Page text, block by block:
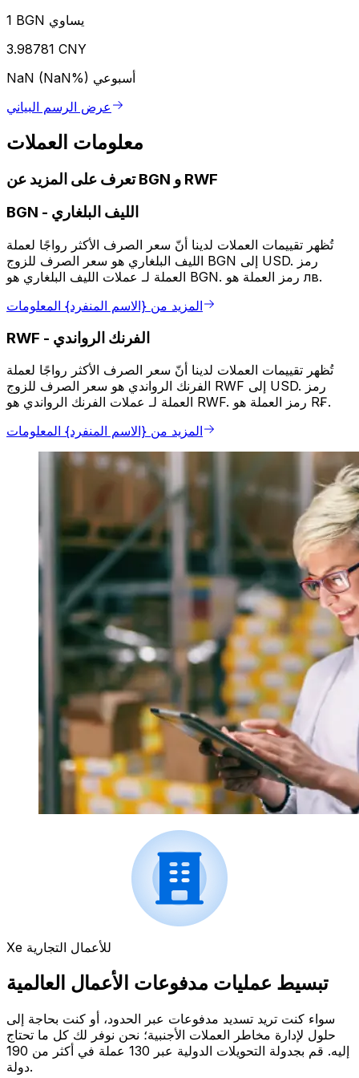
1 BGN يساوي
3.98781 CNY
NaN (NaN%) أسبوعي
عرض الرسم البياني
معلومات العملات
تعرف على المزيد عن BGN و RWF
BGN - الليف البلغاري
تُظهر تقييمات العملات لدينا أنّ سعر الصرف الأكثر رواجًا لعملة
الليف البلغاري هو سعر الصرف للزوج BGN إلى USD. رمز
العملة لـ عملات الليف البلغاري هو BGN. رمز العملة هو лв.
المزيد من {الاسم المنفرد} المعلومات
RWF - الفرنك الرواندي
تُظهر تقييمات العملات لدينا أنّ سعر الصرف الأكثر رواجًا لعملة
الفرنك الرواندي هو سعر الصرف للزوج RWF إلى USD. رمز
العملة لـ عملات الفرنك الرواندي هو RWF. رمز العملة هو R₣.
المزيد من {الاسم المنفرد} المعلومات
Xe للأعمال التجارية
تبسيط عمليات مدفوعات الأعمال العالمية
سواء كنت تريد تسديد مدفوعات عبر الحدود، أو كنت بحاجة إلى
حلول لإدارة مخاطر العملات الأجنبية؛ نحن نوفر لك كل ما تحتاج
إليه. قم بجدولة التحويلات الدولية عبر 130 عملة في أكثر من 190
دولة.